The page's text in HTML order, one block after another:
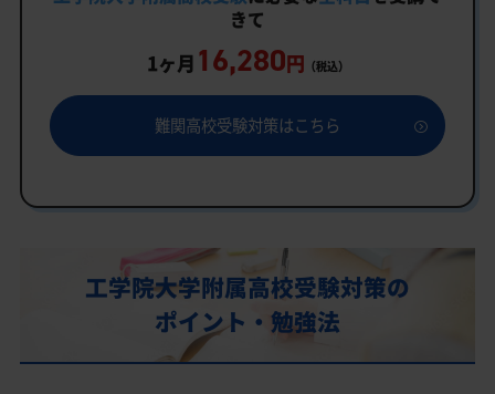
カリキュラムや料金についてお気軽にご相談くださ
工学院大学附属高校受験専門のオンライン家庭教師
「いつでもクイック指導」もご用意
工学院大学附属高校の特徴
行事
工学院大学附属高校の偏差値
工学院大学附属高校合格に必要な内申点の目安
きて
1ヶ月 16,280円 （税込）
難関高校受験対策はこちら
工学院大学附属高校受験対策の
ポイント・勉強法